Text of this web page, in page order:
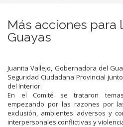
Más acciones para
Guayas
Juanita Vallejo, Gobernadora del
Seguridad Ciudadana Provincial
del Interior.
En el Comité se trataron
empezando por las razones por
exclusión, ambientes adversos y
interpersonales conflictivas y